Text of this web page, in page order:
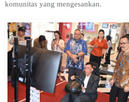
komunitas yang mengesankan.